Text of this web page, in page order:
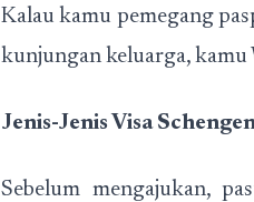
Kalau kamu pemegang
kunjungan keluarga, kamu
Jenis-Jenis Visa
Sebelum mengajukan,